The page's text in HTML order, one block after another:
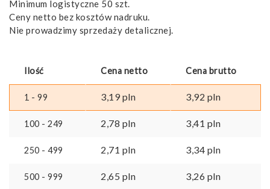
Minimum logistyczne 50 szt.
Ceny netto bez kosztów nadruku.
Nie prowadzimy sprzedaży detalicznej.
Ilość Cena netto Cena brutto
1 - 99 3,19pln 3,92 pln
100 - 249 2,78 pln 3,41 pln
250 - 499 2,71 pln 3,34 pln
500 - 999 2,65 pln 3,26 pln